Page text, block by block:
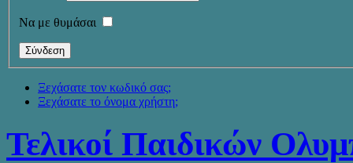
Να με θυμάσαι
Ξεχάσατε τον κωδικό σας;
Ξεχάσατε το όνομα χρήστη;
Τελικοί Παιδικών